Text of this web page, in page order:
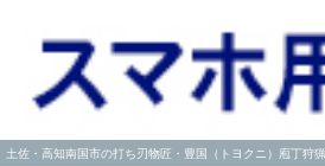
土佐・高知南国市の打ち刃物匠・豊国（トヨクニ）庖丁狩